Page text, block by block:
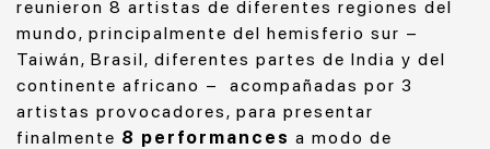
reunieron 8 artistas de diferentes regiones del
mundo, principalmente del hemisferio sur –
Taiwán, Brasil, diferentes partes de India y del
continente africano – acompañadas por 3
artistas provocadores, para presentar
finalmente 8 performances a modo de